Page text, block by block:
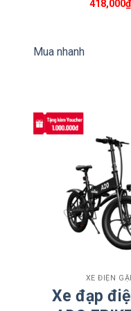
418,000₫
Mua nhanh
XE ĐIỆN
Xe đạp